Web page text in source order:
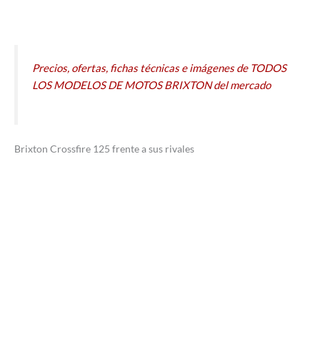
Precios, ofertas, fichas técnicas e imágenes de TODOS
LOS MODELOS DE MOTOS BRIXTON del mercado
Brixton Crossfire 125 frente a sus rivales